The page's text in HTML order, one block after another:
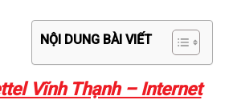
NỘI DUNG BÀI VIẾT
Vĩnh Thạnh – Internet